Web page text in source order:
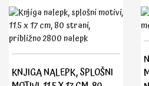
KNJIGA NALEPK, SPLOŠNI